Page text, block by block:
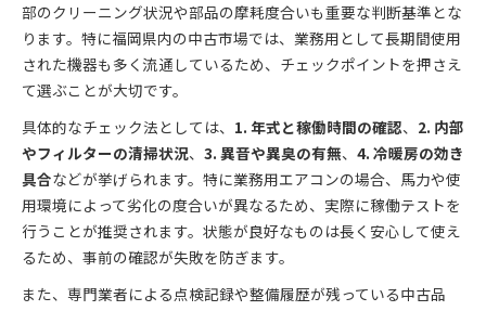
部のクリーニング状況や部品の摩耗度合いも重要な判断基準とな
ります。特に福岡県内の中古市場では、業務用として長期間使用
された機器も多く流通しているため、チェックポイントを押さえ
て選ぶことが大切です。
具体的なチェック法としては、 1. 年式と稼働時間の確認、 2. 内部
やフィルターの清掃状況、 3. 異音や異臭の有無、 4. 冷暖房の効き
具合などが挙げられます。特に業務用エアコンの場合、馬力や使
用環境によって劣化の度合いが異なるため、実際に稼働テストを
行うことが推奨されます。状態が良好なものは長く安心して使え
るため、事前の確認が失敗を防ぎます。
また、専門業者による点検記録や整備履歴が残っている中古品